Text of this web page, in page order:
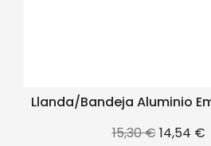
Llanda/bandeja Aluminio
Precio
15,30 €Precio
14,54 €